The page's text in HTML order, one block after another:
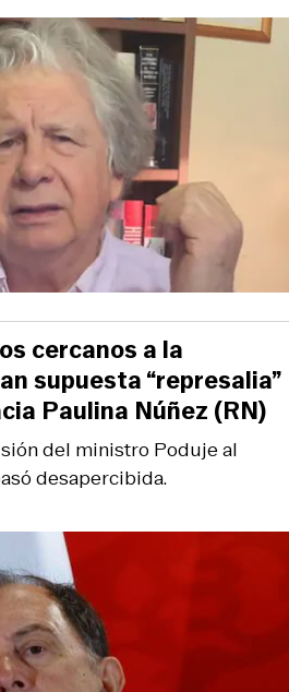
del ministro Poduje al
desapercibida.
cercanos a la
supuesta “represalia”
Paulina Núñez (RN)